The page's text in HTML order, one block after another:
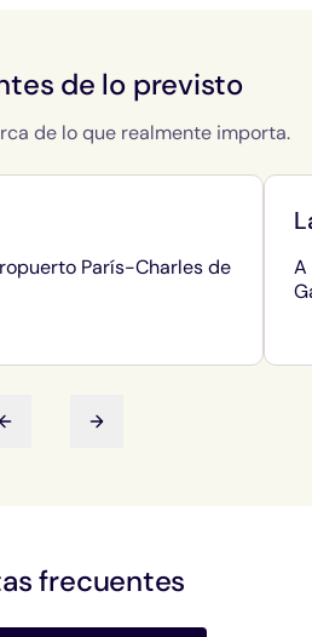
de lo previsto
de lo que realmente importa.
Diapositiva anteriorSiguiente diapositiva
París-Charles de
A
frecuentes